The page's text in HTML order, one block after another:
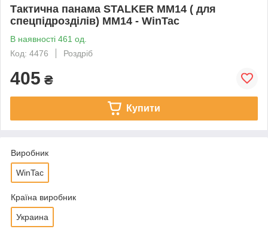
Тактична панама STALKER ММ14 ( для
спецпідрозділів) ММ14 - WinTac
В наявності 461 од.
Код: 4476
Роздріб
405 ₴
Купити
Виробник
WinTac
Країна виробник
Украина